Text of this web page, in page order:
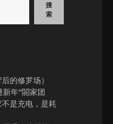
搜
索
的修罗场）
年“閤家团
是充电，是耗